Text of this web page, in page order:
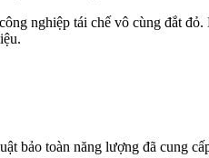
nghiệp tái chế vô cùng đắt
toàn năng lượng đã cung